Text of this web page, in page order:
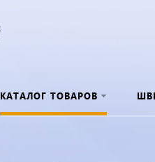
КАТАЛОГ ТОВАРОВ